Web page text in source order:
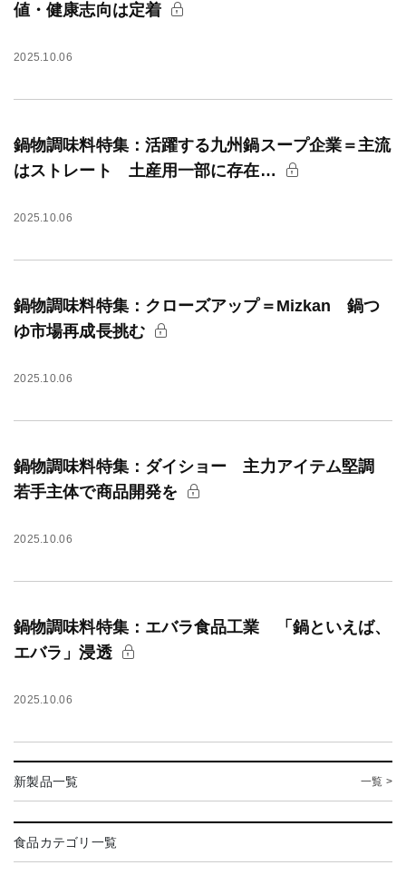
値・健康志向は定着
2025.10.06
鍋物調味料特集：活躍する九州鍋スープ企業＝主流
はストレート 土産用一部に存在…
2025.10.06
鍋物調味料特集：クローズアップ＝Mizkan 鍋つ
ゆ市場再成長挑む
2025.10.06
鍋物調味料特集：ダイショー 主力アイテム堅調
若手主体で商品開発を
2025.10.06
鍋物調味料特集：エバラ食品工業 「鍋といえば、
エバラ」浸透
2025.10.06
新製品一覧 一覧 >
食品カテゴリ一覧